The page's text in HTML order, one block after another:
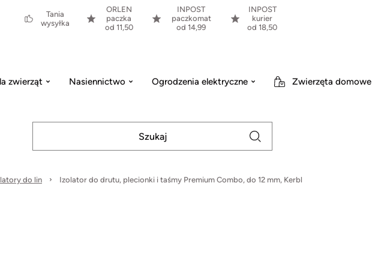
Tania
wysyłka
ORLEN
paczka
od 11,50
INPOST
paczkomat
od 14,99
INPOST
kurier
od 18,50
zwierząt Nasiennictwo Ogrodzenia elektryczne Zwierzęta domowe
do lin Izolator do drutu, plecionki i taśmy Premium Combo, do 12 mm, Kerbl